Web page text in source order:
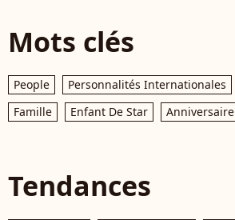
Mots clés
People Personnalités Internationales
Famille
Enfant De Star Anniversaire
Tendances